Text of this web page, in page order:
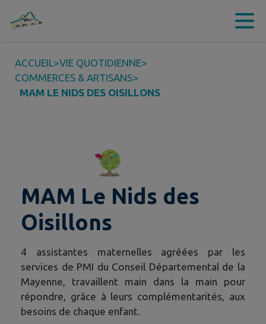
Contenu
ACCUEIL>VIE QUOTIDIENNE>
COMMERCES & ARTISANS>
MAM LE NIDS DES OISILLONS
MAM Le Nids des
Oisillons
4 assistantes maternelles agréées par les
services de PMI du Conseil Départemental de la
Mayenne, travaillent main dans la main pour
répondre, grâce à leurs complémentarités, aux
besoins de chaque enfant.